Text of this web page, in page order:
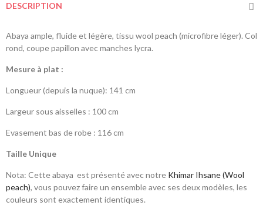
DESCRIPTION
Abaya ample, fluide et légère, tissu wool peach (microfibre léger). Col
rond, coupe papillon avec manches lycra.
Mesure à plat :
Longueur (depuis la nuque): 141 cm
Largeur sous aisselles : 100 cm
Evasement bas de robe : 116 cm
Taille Unique
Nota: Cette abaya est présenté avec notre Khimar Ihsane (Wool
peach), vous pouvez faire un ensemble avec ses deux modèles, les
couleurs sont exactement identiques.